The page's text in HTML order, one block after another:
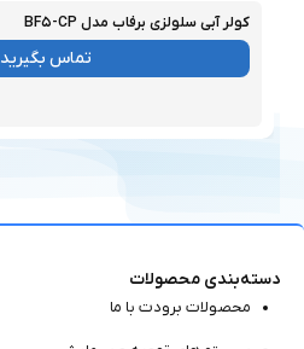
کولر آبی سلولزی برفاب مدل BF۵-CP
موجود
تماس بگیرید
دسته‌بندی محصولات
محصولات برودت با ما